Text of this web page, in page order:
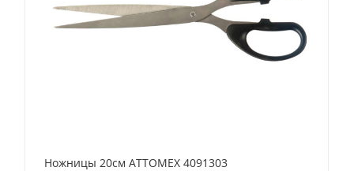
Ножницы 20см ATTOMEX 4091303